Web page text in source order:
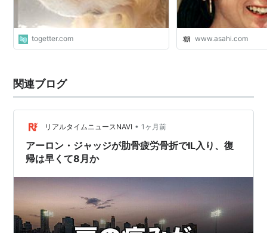
togetter.com www.asahi.com
関連ブログ
リアルタイムニュースNAVI • 1ヶ月前
アーロン・ジャッジが肋骨疲労骨折でIL入り、復
帰は早くて8月か